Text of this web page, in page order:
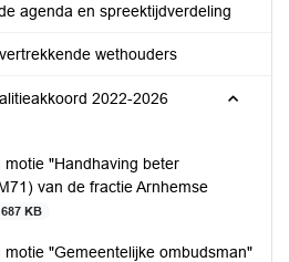
agenda en spreektijdverdeling
wethouders
2022-2026
motie "Handhaving beter
van de fractie Arnhemse
687 KB
motie "Gemeentelijke ombudsman"